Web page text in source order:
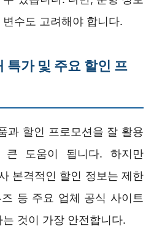
수도 고려해야 합니다.
특가 및 주요 할인 프
과 할인 프로모션을 잘 활용
도움이 됩니다. 하지만
본격적인 할인 정보는 제한
등 주요 업체 공식 사이트
것이 가장 안전합니다.